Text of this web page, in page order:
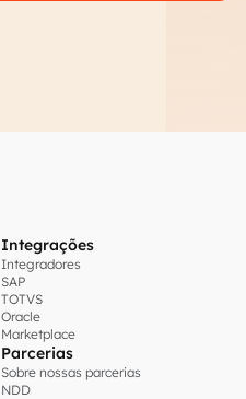
Integrações
Integradores
SAP
TOTVS
Oracle
Marketplace
Parcerias
Sobre nossas parcerias
NDD